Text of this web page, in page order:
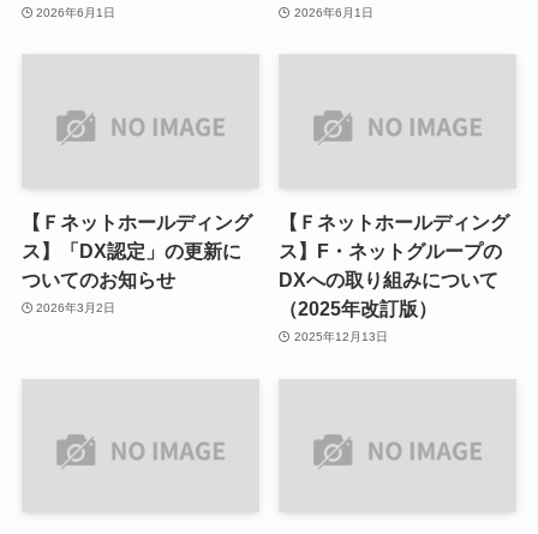
2026年6月1日 2026年6月1日
【Ｆネットホールディング
ス】「DX認定」の更新に
ついてのお知らせ
2026年3月2日
【Ｆネットホールディング
ス】F・ネットグループの
DXへの取り組みについて
（2025年改訂版）
2025年12月13日